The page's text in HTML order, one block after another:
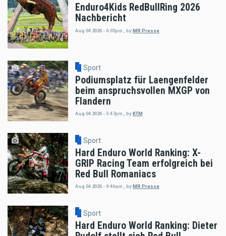
Enduro4Kids RedBullRing 2026
Nachbericht
Aug 04 2026 - 6:05pm byMR Presse
Sport
Podiumsplatz für Laengenfelder
beim anspruchsvollen MXGP von
Flandern
Aug 04 2026 - 5:47pm , by KTM
Sport
Hard Enduro World Ranking: X-
GRIP Racing Team erfolgreich bei
Red Bull Romaniacs
Aug 04 2026 - 9:46am , byMR Presse
Sport
Hard Enduro World Ranking: Dieter